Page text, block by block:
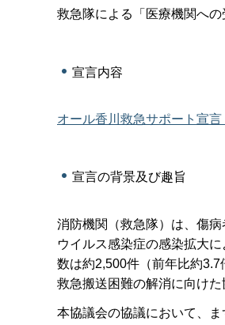
救急隊による「医療機関へ
宣言内容
オール香川救急サポート宣言
宣言の背景及び趣旨
消防機関（救急隊）は、傷
ウイルス感染症の感染拡大
数は約2,500件（前年比約
救急搬送困難の解消に向けた
本協議会の協議において、